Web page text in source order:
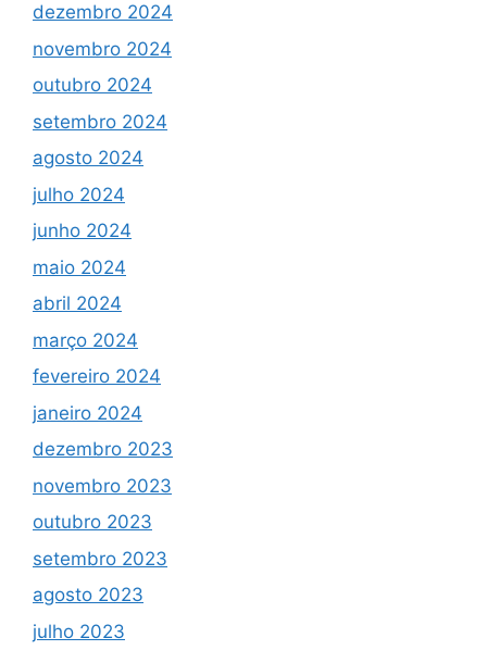
dezembro 2024
novembro 2024
outubro 2024
setembro 2024
agosto 2024
julho 2024
junho 2024
maio 2024
abril 2024
março 2024
fevereiro 2024
janeiro 2024
dezembro 2023
novembro 2023
outubro 2023
setembro 2023
agosto 2023
julho 2023